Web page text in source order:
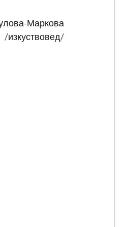
/изкуствовед/